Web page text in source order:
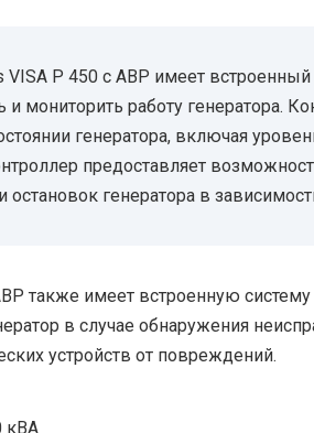
VISA P 450 с АВР имеет
и мониторить работу генератора.
генератора, включая
предоставляет
остановок генератора в
также имеет встроенную систему
в случае обнаружения
устройств от повреждений.
кВА